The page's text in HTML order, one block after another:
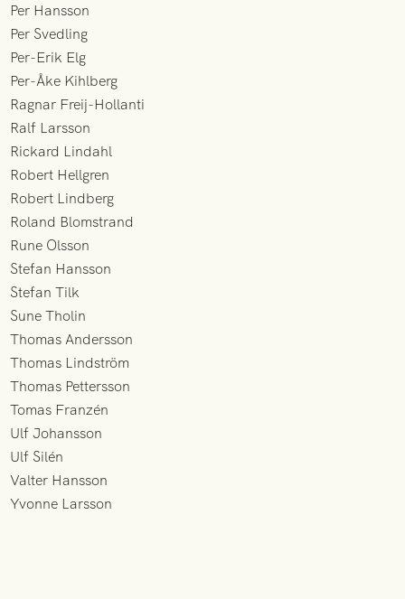
Per Hansson
Per Svedling
Per-Erik Elg
Per-Åke Kihlberg
Ragnar Freij-Hollanti
Ralf Larsson
Rickard Lindahl
Robert Hellgren
Robert Lindberg
Roland Blomstrand
Rune Olsson
Stefan Hansson
Stefan Tilk
Sune Tholin
Thomas Andersson
Thomas Lindström
Thomas Pettersson
Tomas Franzén
Ulf Johansson
Ulf Silén
Valter Hansson
Yvonne Larsson